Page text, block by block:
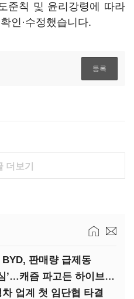
준칙 및 윤리강령에 따라
인·수정했습니다.
더보기
BYD, 판매량 급제동
독일차 넘은 현대차 ‘뚝심’…캐즘 파고든 하이브리드 역전극
업계 첫 임단협 타결